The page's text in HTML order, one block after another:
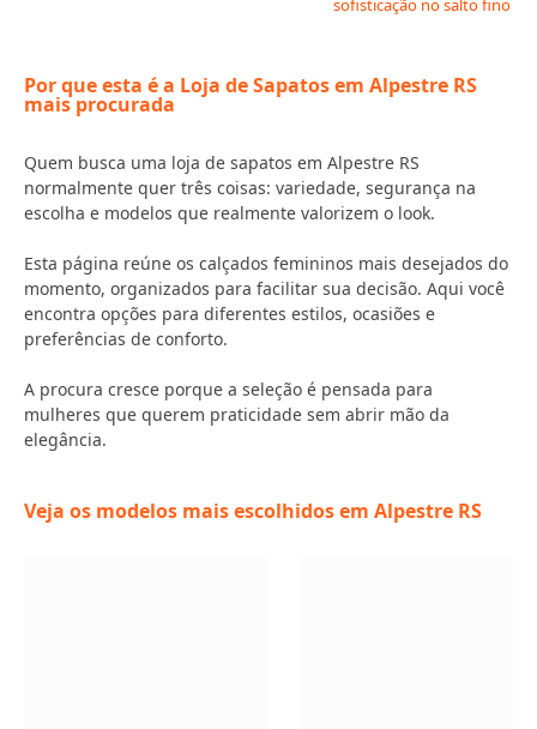
sofisticação no salto fino
Por que esta é a Loja de Sapatos em Alpestre RS
mais procurada
Quem busca uma loja de sapatos em Alpestre RS
normalmente quer três coisas: variedade, segurança na
escolha e modelos que realmente valorizem o look.
Esta página reúne os calçados femininos mais desejados do
momento, organizados para facilitar sua decisão. Aqui você
encontra opções para diferentes estilos, ocasiões e
preferências de conforto.
A procura cresce porque a seleção é pensada para
mulheres que querem praticidade sem abrir mão da
elegância.
Veja os modelos mais escolhidos em Alpestre RS